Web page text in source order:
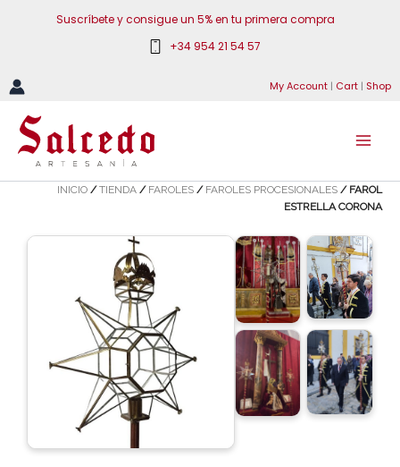
Suscríbete y consigue un 5% en tu primera compra
+34 954 21 54 57
My Account | Cart | Shop
INICIO /TIENDA / FAROLES / FAROLES PROCESIONALES / FAROL
ESTRELLA CORONA